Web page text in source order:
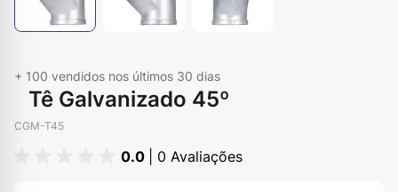
+ 100 vendidos nos últimos 30 dias
Tê Galvanizado 45º
CGM-T45
0.0 | 0 Avaliações